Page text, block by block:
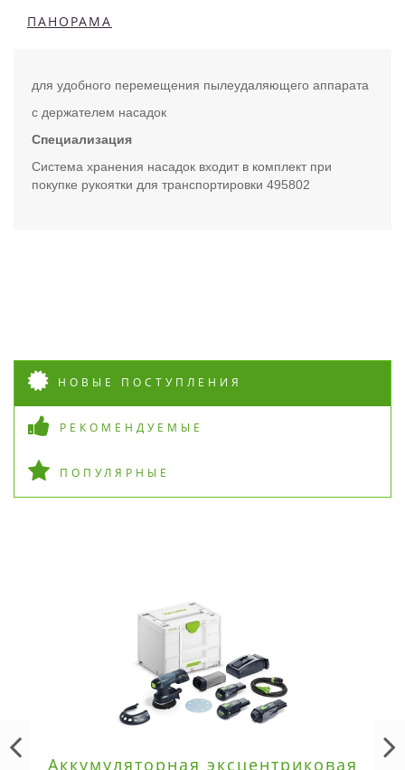
ПАНОРАМА
для удобного перемещения пылеудаляющего аппарата
с держателем насадок
Специализация
Система хранения насадок входит в комплект при
покупке рукоятки для транспортировки 495802
НОВЫЕ ПОСТУПЛЕНИЯ
РЕКОМЕНДУЕМЫЕ
ПОПУЛЯРНЫЕ
Аккумуляторная эксцентриковая